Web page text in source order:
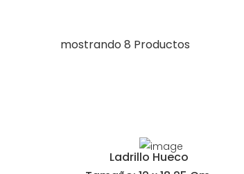
mostrando 8 Productos
Ladrillo Hueco